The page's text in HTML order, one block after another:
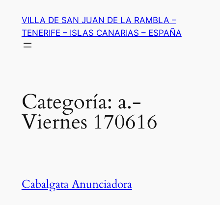
contenido
VILLA DE SAN JUAN DE LA RAMBLA –
TENERIFE – ISLAS CANARIAS – ESPAÑA
Categoría: a.-
Viernes 170616
Cabalgata Anunciadora